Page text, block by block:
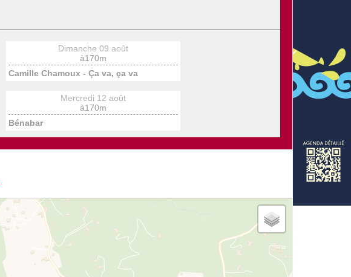
Dimanche 09 août
à170m
Camille Chamoux - Ça va, ça va
Mercredi 12 août
à170m
Bénabar